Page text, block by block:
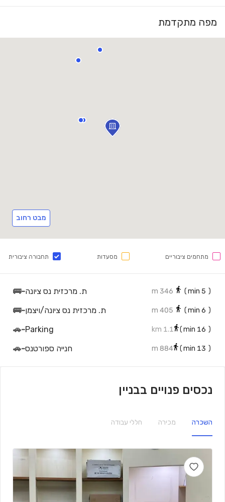
מפה מתקדמת
מבט רחוב
מתחמים ציבוריים מסעדות תחבורה ציבורית
(
5
346 m ת. מרכזית נס ציונה-
🚌
(
6
405 m ת. מרכזית נס ציונה/ויצמן-
🚌
(
16
1.1 km
Parking
-
🚗
(
13
884 m חנייה ספורטנס-
🚗
נכסים פנויים בבניין
השכרה מכירה חללי עבודה